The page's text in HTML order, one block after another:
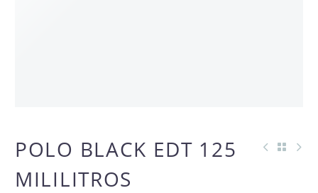
POLO BLACK EDT 125
MILILITROS